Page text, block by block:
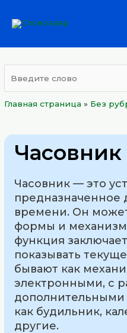
Главная страница » Без
Часовник
Часовник — это
предназначенное
времени. Он
формы и
функция
показывать
бывают как
электронными, с
как будильник,
другие.